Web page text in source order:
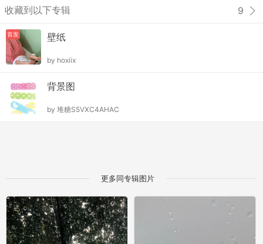
收藏到以下专辑 9
首发 壁纸
by hoxiix
背景图
by 堆糖S5VXC4AHAC
更多同专辑图片